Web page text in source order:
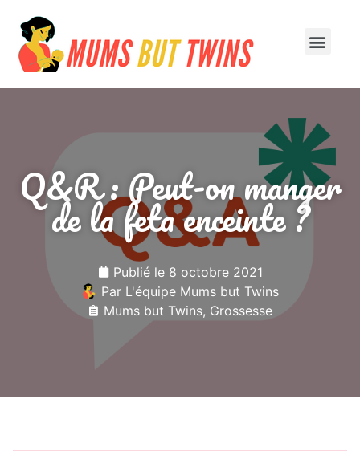
Q&R : Peut-on manger
de la feta enceinte ?
Publié le8 octobre 2021
Par L'équipe Mums but Twins
Mums but Twins, Grossesse